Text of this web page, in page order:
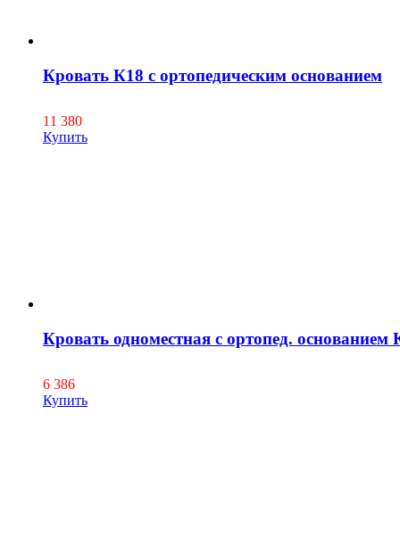
Кровать К18 с ортопедическим основанием
11 380
Купить
Кровать одноместная с ортопед.
6 386
Купить